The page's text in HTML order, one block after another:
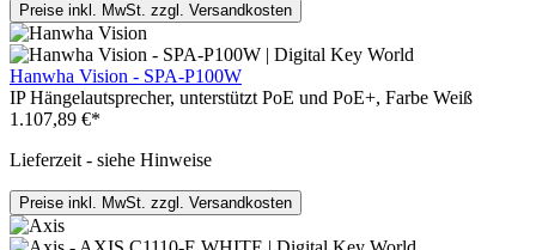
Preise inkl. MwSt. zzgl. Versandkosten
Hanwha Vision - SPA-P100W
IP Hängelautsprecher, unterstützt PoE und PoE+, Farbe Weiß
1.107,89 €*
Lieferzeit - siehe Hinweise
Preise inkl. MwSt. zzgl. Versandkosten